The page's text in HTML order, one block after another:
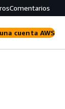
Comentarios
cuenta AWS